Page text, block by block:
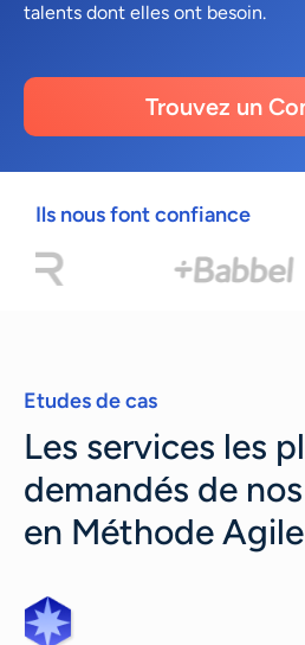
talents dont elles ont besoin.
Trouvez un
Ils nous font confiance
Etudes de cas
Les services les
demandés de
en Méthode Agile